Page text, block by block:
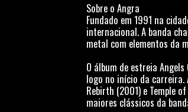
Sobre o Angra
Fundado em 1991 na
internacional. A banda
metal com elementos da
O álbum de estreia
logo no início da carreira.
Rebirth (2001) e Temple
maiores clássicos da